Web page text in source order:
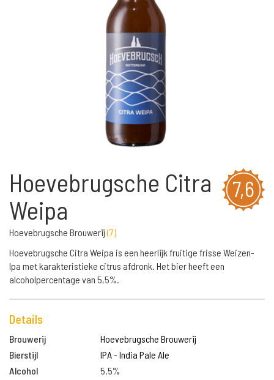
7,6
Hoevebrugsche Citra
Weipa
Hoevebrugsche Brouwerij(7)
Hoevebrugsche Citra Weipa is een heerlijk fruitige frisse Weizen-
Ipa met karakteristieke citrus afdronk. Het bier heeft een
alcoholpercentage van 5,5%.
Details
Brouwerij
Hoevebrugsche Brouwerij
Bierstijl
IPA - India Pale Ale
Alcohol
5.5%